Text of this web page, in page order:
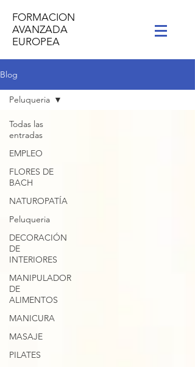
FORMACION
AVANZADA
EUROPEA
Blog
Todas las
entradas
EMPLEO
FLORES DE
BACH
NATUROPATÍA
Peluqueria
DECORACIÓN
DE
INTERIORES
MANIPULADOR
DE
ALIMENTOS
MANICURA
MASAJE
PILATES
Peluqueria